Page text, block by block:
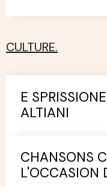
CULTURE.
E
ALTIANI
CHANSONS
L'OCCASION